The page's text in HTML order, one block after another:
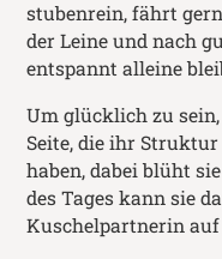
stubenrein, fährt
der Leine und nach
entspannt alleine
Um glücklich zu
Seite, die ihr
haben, dabei blüht
des Tages kann sie
Kuschelpartnerin auf